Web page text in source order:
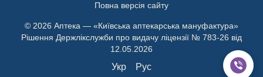
Повна версія сайту
© 2026 Аптека — «Київська аптекарська мануфактура»
Рішення Держлікслужби про видачу ліцензії № 783-26 від
12.05.2026
Укр Рус